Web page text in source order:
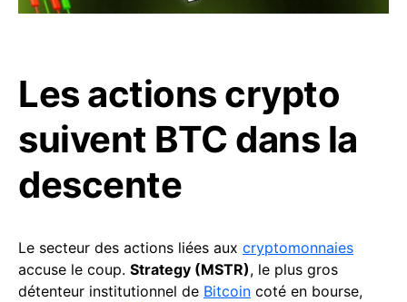
Les actions crypto
suivent BTC dans la
descente
Le secteur des actions liées aux cryptomonnaies
accuse le coup. Strategy (MSTR), le plus gros
détenteur institutionnel de Bitcoin coté en bourse,